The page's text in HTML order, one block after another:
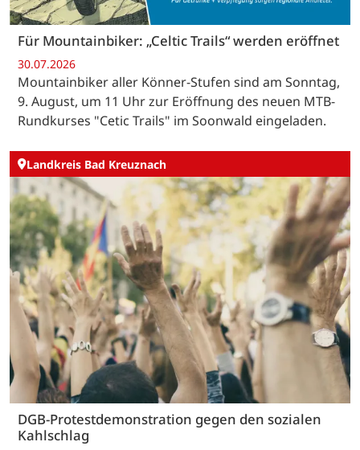
Für Mountainbiker: „Celtic Trails“ werden eröffnet
30.07.2026
Mountainbiker aller Könner-Stufen sind am Sonntag,
9. August, um 11 Uhr zur Eröffnung des neuen MTB-
Rundkurses "Cetic Trails" im Soonwald eingeladen.
Landkreis Bad Kreuznach
DGB-Protestdemonstration gegen den sozialen
Kahlschlag